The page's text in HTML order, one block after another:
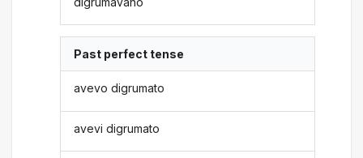
Past perfect tense
avevo digrumato
avevi digrumato